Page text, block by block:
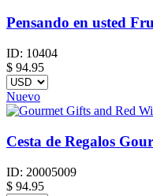
Pensando en usted
ID: 10404
$ 94.95
Nuevo
Cesta de Regalos
ID: 20005009
$ 94.95